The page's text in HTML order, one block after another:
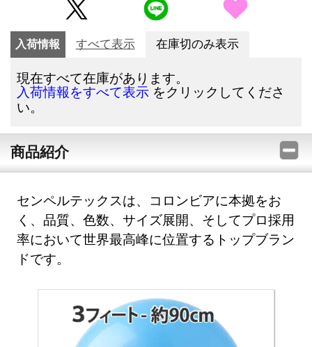
入荷情報 すべて表示 在庫切のみ表示
現在すべて在庫があります。
入荷情報をすべて表示 をクリックしてくださ
い。
商品紹介
センペルテックスは、コロンビアに本拠をお
く、品質、色数、サイズ展開、そしてプロ採用
率において世界最高峰に位置するトップブラン
ドです。